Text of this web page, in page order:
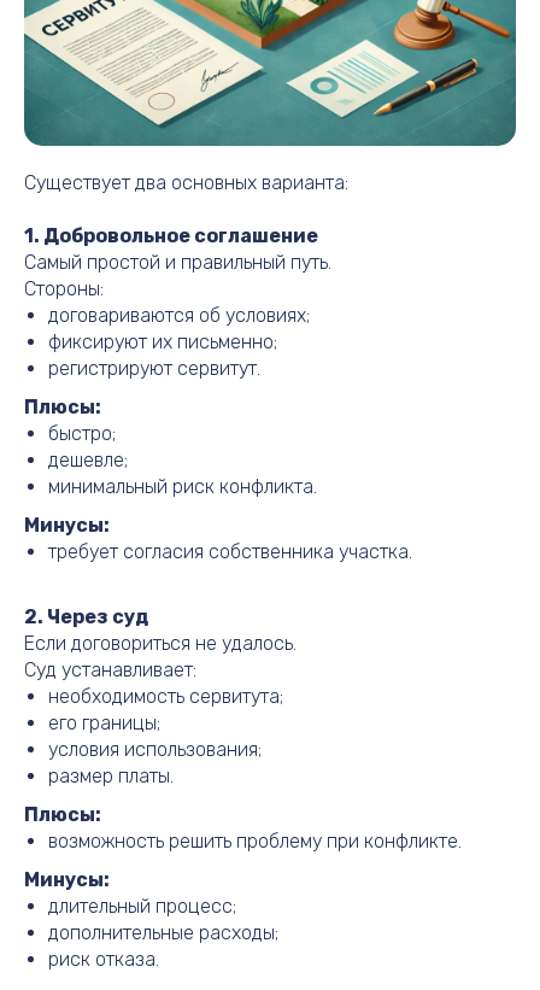
Существует два основных варианта:
1. Добровольное соглашение
Самый простой и правильный путь.
Стороны:
договариваются об условиях;
фиксируют их письменно;
регистрируют сервитут.
Плюсы:
быстро;
дешевле;
минимальный риск конфликта.
Минусы:
требует согласия собственника участка.
2. Через суд
Если договориться не удалось.
Суд устанавливает:
необходимость сервитута;
его границы;
условия использования;
размер платы.
Плюсы:
возможность решить проблему при конфликте.
Минусы:
длительный процесс;
дополнительные расходы;
риск отказа.